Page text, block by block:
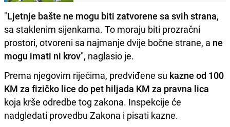
"Ljetnje bašte ne mogu biti zatvorene sa svih strana,
sa staklenim sijenkama. To moraju biti prozračni
prostori, otvoreni sa najmanje dvije bočne strane, a ne
mogu imati ni krov", naglasio je.
Prema njegovim riječima, predviđene su kazne od 100
KM za fizičko lice do pet hiljada KM za pravna lica
koja krše odredbe tog zakona. Inspekcije će
nadgledati provedbu Zakona i pisati kazne.